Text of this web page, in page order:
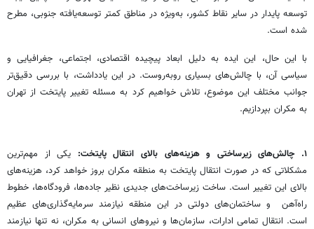
توسعه پایدار در سایر نقاط کشور، به‌ویژه در مناطق کمتر توسعه‌یافته جنوبی، مطرح
شده است.
با این حال، این ایده به دلیل ابعاد پیچیده اقتصادی، اجتماعی، جغرافیایی و
سیاسی آن، با چالش‌های بسیاری روبه‌روست. در این یادداشت، با بررسی دقیق‌تر
جوانب مختلف این موضوع، تلاش خواهیم کرد به مسئله تغییر پایتخت از تهران
به مکران بپردازیم.
۱. چالش‌های زیرساختی و هزینه‌های بالای انتقال پایتخت:
یکی از مهم‌ترین
مشکلاتی که در صورت انتقال پایتخت به منطقه مکران بروز خواهد کرد، هزینه‌های
بالای این تغییر است. ساخت زیرساخت‌های جدیدی نظیر جاده‌ها، فرودگاه‌ها، خطوط
راه‌آهن و ساختمان‌های دولتی در این منطقه نیازمند سرمایه‌گذاری‌های عظیم
است. انتقال تمامی ادارات، سازمان‌ها و نیروهای انسانی به مکران، نه تنها نیازمند